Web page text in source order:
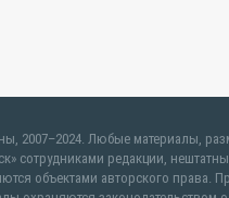
2007–2024. Любые материалы,
сотрудниками редакции,
объектами авторского права.